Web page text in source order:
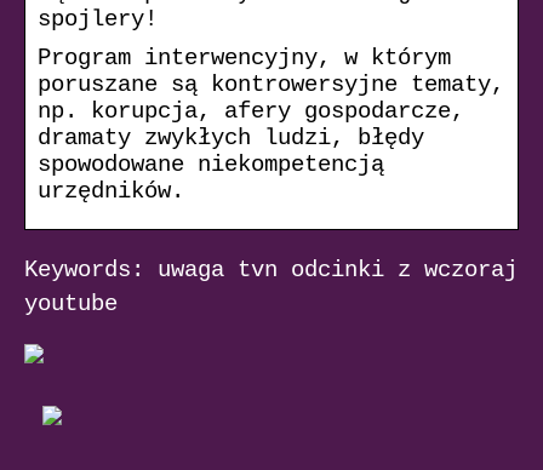
spojlery!
Program interwencyjny, w którym
poruszane są kontrowersyjne tematy,
np. korupcja, afery gospodarcze,
dramaty zwykłych ludzi, błędy
spowodowane niekompetencją
urzędników.
Keywords: uwaga tvn odcinki z wczoraj
youtube